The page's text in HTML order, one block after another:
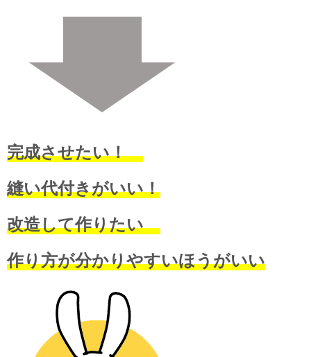
完成させたい！
縫い代付きがいい！
改造して作りたい
作り方が分かりやすいほうがいい